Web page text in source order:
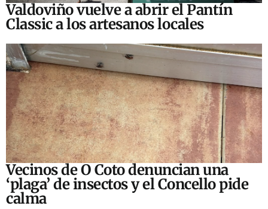
Valdoviño vuelve a abrir el Pantín
Classic a los artesanos locales
Vecinos de O Coto denuncian una
‘plaga’ de insectos y el Concello pide
calma